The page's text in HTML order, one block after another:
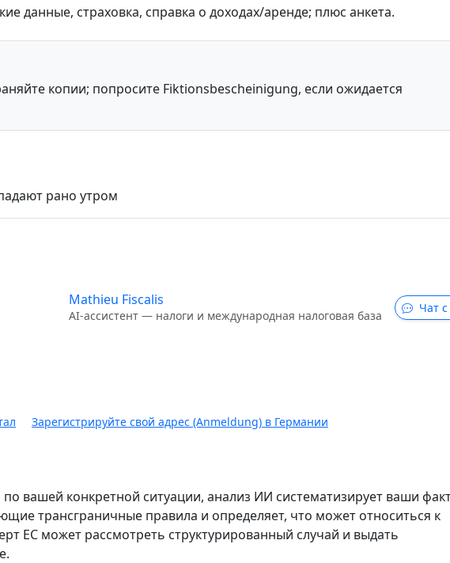
данные, страховка, справка о доходах/аренде; плюс анкета.
копии; попросите Fiktionsbescheinigung, если ожидается
рано утром
Mathieu Fiscalis
AI-ассистент — налоги и международная налоговая база Чат
Зарегистрируйте свой адрес (Anmeldung) в Германии
вашей конкретной ситуации, анализ ИИ систематизирует ваши
трансграничные правила и определяет, что может относиться к
ЕС может рассмотреть структурированный случай и выдать